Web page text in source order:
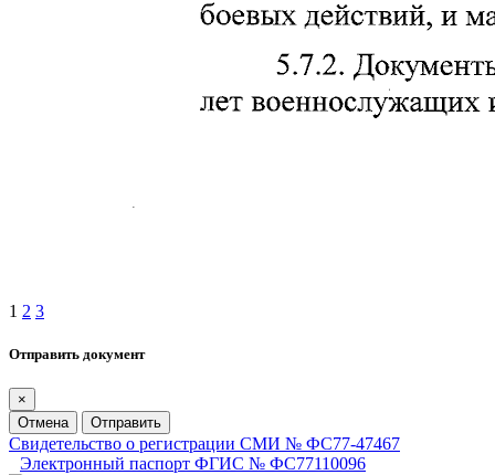
1 2 3
Отправить документ
×
Отмена
Отправить
Свидетельство о регистрации СМИ № ФС77-47467
Электронный паспорт ФГИС № ФС77110096